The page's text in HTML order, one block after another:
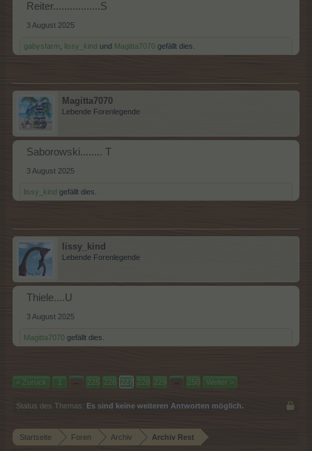
Reiter.................S
3 August 2025
gabysfarm lissy_kind und Magitta7070 gefällt dies.
Magitta7070
Lebende Forenlegende
Saborowski........ T
3 August 2025
lissy_kind gefällt dies.
lissy_kind
Lebende Forenlegende
Thiele....U
3 August 2025
Magitta7070 gefällt dies.
< Zurück 1 ← 225 226 227 228 229 → 250 Weiter >
Status des Themas: Es sind keine weiteren Antworten möglich.
Startseite Foren Archiv Archiv Rest